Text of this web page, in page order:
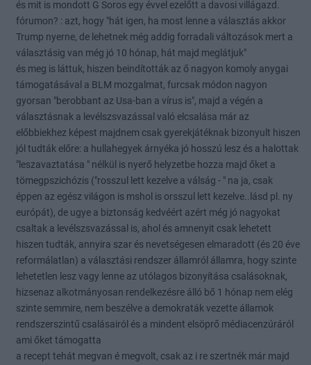
és mit is mondott G Soros egy évvel ezelőtt a davosi villágazd.
fórumon? : azt, hogy "hát igen, ha most lenne a választás akkor
Trump nyerne, de lehetnek még addig forradali változások mert a
választásig van még jó 10 hónap, hát majd meglátjuk"
és meg is láttuk, hiszen beindították az ő nagyon komoly anygai
támogatásával a BLM mozgalmat, furcsak módon nagyon
gyorsan "berobbant az Usa-ban a vírus is", majd a végén a
választásnak a levélszsvazással való elcsalása már az
előbbiekhez képest majdnem csak gyerekjátéknak bizonyult hiszen
jól tudták előre: a hullahegyek árnyéka jó hosszú lesz és a halottak
"leszavaztatása " nélkül is nyerő helyzetbe hozza majd őket a
tömegpszichózis ("rosszul lett kezelve a válság - " na ja, csak
éppen az egész világon is mshol is orsszul lett kezelve..lásd pl. ny
európát), de ugye a biztonság kedvéért azért még jó nagyokat
csaltak a levélszsvazással is, ahol és amnenyit csak lehetett
hiszen tudták, annyira szar és nevetségesen elmaradott (és 20 éve
reformálatlan) a választási rendszer államról államra, hogy szinte
lehetetlen lesz vagy lenne az utólagos bizonyítása csalásoknak,
hizsenaz alkotmányosan rendelkezésre álló bő 1 hónap nem elég
szinte semmire, nem beszélve a demokraták vezette államok
rendszerszintű csalásairól és a mindent elsöprő médiacenzúráról
ami őket támogatta
a recept tehát megvan é megvolt, csak az i re szertnék már majd